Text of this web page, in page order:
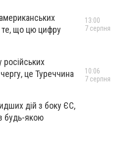
те, що цю цифру
російських
це Туреччина
дій з боку ЄС,
будь-якою
13:00
7 серпня
10:06
7 серпня